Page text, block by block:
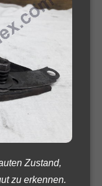
Zustand,
zu erkennen.